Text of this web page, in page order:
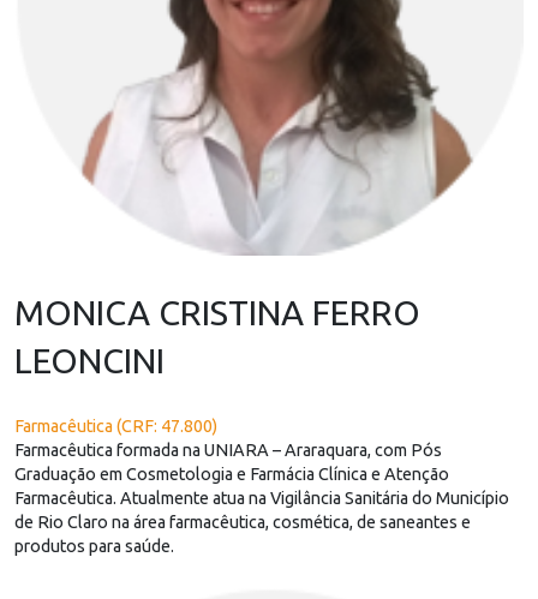
MONICA CRISTINA FERRO
LEONCINI
Farmacêutica (CRF: 47.800)
Farmacêutica formada na UNIARA – Araraquara, com Pós
Graduação em Cosmetologia e Farmácia Clínica e Atenção
Farmacêutica. Atualmente atua na Vigilância Sanitária do Município
de Rio Claro na área farmacêutica, cosmética, de saneantes e
produtos para saúde.